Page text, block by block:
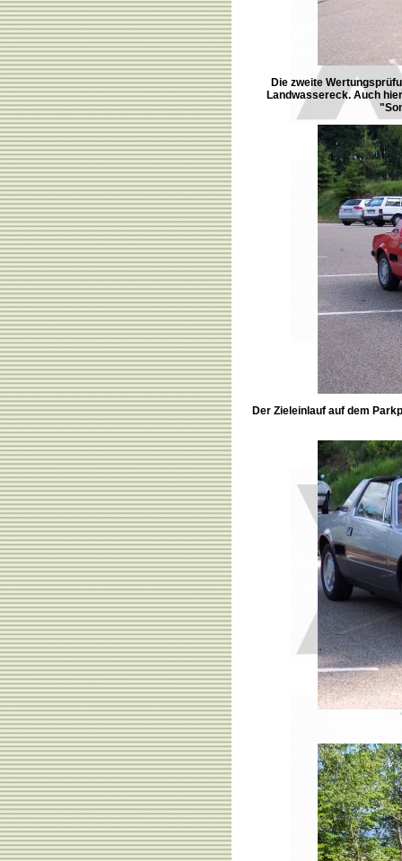
Die zweite
Landwassereck. Auch
Der Zieleinlauf auf dem